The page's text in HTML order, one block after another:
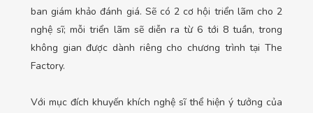
ban giám khảo đánh giá. Sẽ có 2 cơ hội triển lãm cho 2
nghệ sĩ; mỗi triển lãm sẽ diễn ra từ 6 tới 8 tuần, trong
không gian được dành riêng cho chương trình tại The
Factory.
Với mục đích khuyến khích nghệ sĩthể hiện ý tưởng của